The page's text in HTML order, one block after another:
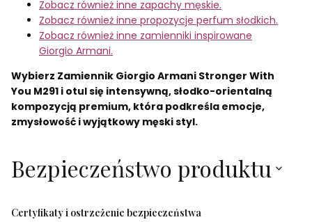
Zobacz również inne zapachy męskie.
Zobacz również inne propozycje perfum słodkich.
Zobacz również inne zamienniki inspirowane
Giorgio Armani.
Wybierz Zamiennik Giorgio Armani Stronger With
You M291 i otul się intensywną, słodko-orientalną
kompozycją premium, która podkreśla emocje,
zmysłowość i wyjątkowy męski styl.
Bezpieczeństwo produktu
Certyfikaty i ostrzeżenie bezpieczeństwa